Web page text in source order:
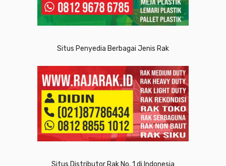
Situs Penyedia Berbagai Jenis Rak